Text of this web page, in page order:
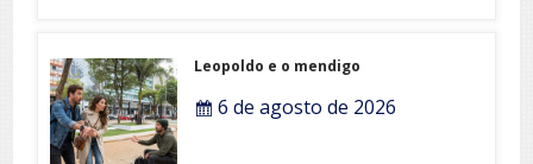
Leopoldo e o mendigo
6 de agosto de 2026